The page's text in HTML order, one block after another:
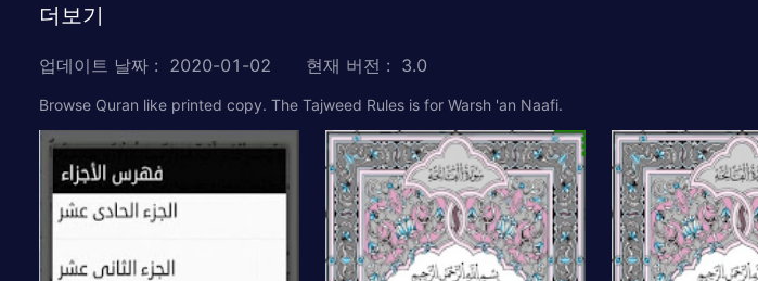
더보기
업데이트 날짜 : 2020-01-02 현재 버전 : 3.0
Browse Quran like printed copy. The Tajweed Rules is for Warsh 'an Naafi.